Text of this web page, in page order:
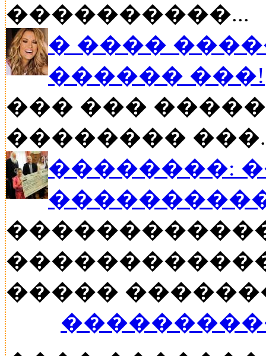
����������...
� ����
������ ���!
��� ���
��������
��������:
�����